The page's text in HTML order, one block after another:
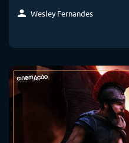
Wesley Fernandes